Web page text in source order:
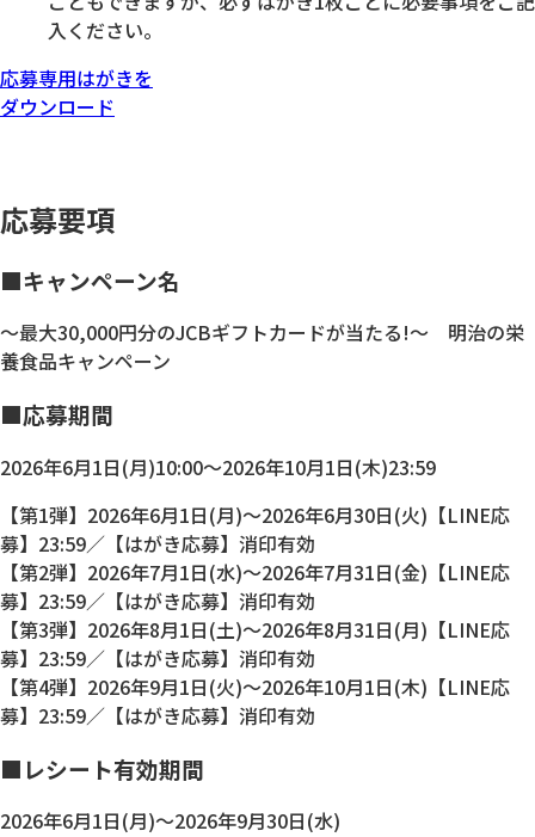
入ください。
応募専用はがきを
ダウンロード
応募要項
■キャンペーン名
～最大30,000円分のJCBギフトカードが当たる!～ 明治の栄
養食品キャンペーン
■応募期間
2026年6月1日(月)10:00～2026年10月1日(木)23:59
【第1弾】2026年6月1日(月)～2026年6月30日(火)【LINE応
募】23:59／【はがき応募】消印有効
【第2弾】2026年7月1日(水)～2026年7月31日(金)【LINE応
募】23:59／【はがき応募】消印有効
【第3弾】2026年8月1日(土)～2026年8月31日(月)【LINE応
募】23:59／【はがき応募】消印有効
【第4弾】2026年9月1日(火)～2026年10月1日(木)【LINE応
募】23:59／【はがき応募】消印有効
■レシート有効期間
2026年6月1日(月)～2026年9月30日(水)